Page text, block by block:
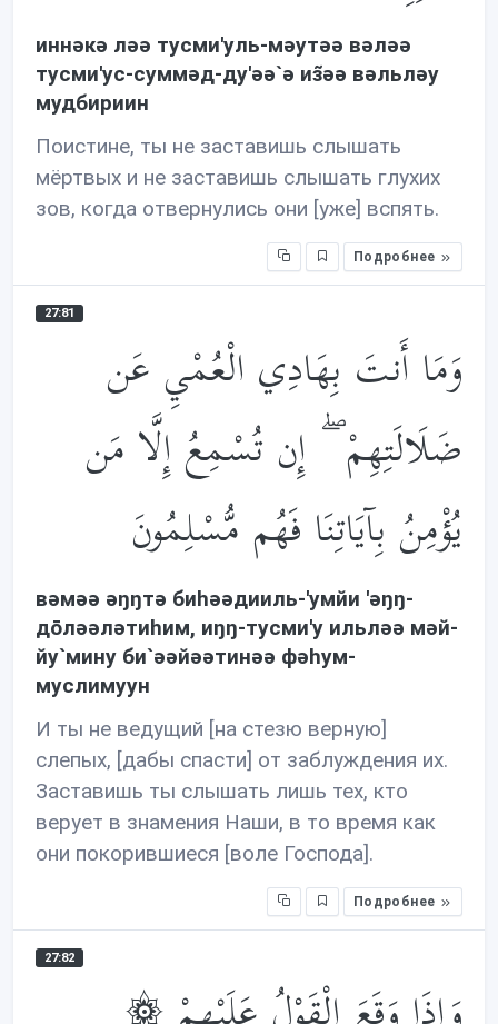
иннəкə лəə тусми'уль-мəутəə вəлəə
тусми'ус-суммəд-ду'əə`ə из̃əə вəльлəу
мудбириин
Поистине, ты не заставишь слышать
мёртвых и не заставишь слышать глухих
зов, когда отвернулись они [уже] вспять.
Подробнее
27:81
وَمَا أَنتَ بِهَادِي الْعُمْيِ عَن
ضَلَالَتِهِمْ ۖ إِن تُسْمِعُ إِلَّا مَن
يُؤْمِنُ بِآيَاتِنَا فَهُم مُّسْلِمُونَ
вəмəə əŋŋтə биhəəдииль-'умйи 'əŋŋ-
дōлəəлəтиhим, иŋŋ-тусми'у ильлəə мəй-
йу`мину би`əəйəəтинəə фəhум-
муслимуун
И ты не ведущий [на стезю верную]
слепых, [дабы спасти] от заблуждения их.
Заставишь ты слышать лишь тех, кто
верует в знамения Наши, в то время как
они покорившиеся [воле Господа].
Подробнее
27:82